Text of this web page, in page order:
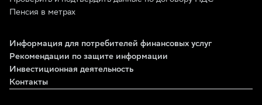
Пенсия в метрах
Информация для потребителей финансовых услуг
Рекомендации по защите информации
Инвестиционная деятельность
Контакты